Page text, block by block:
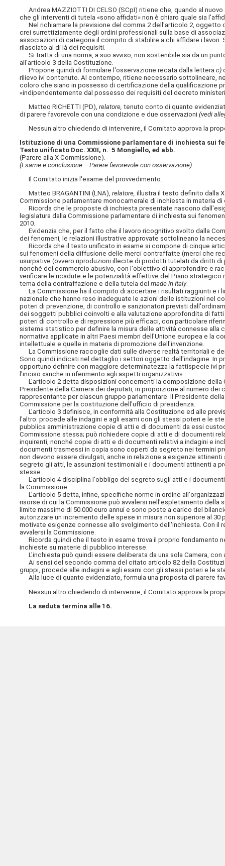
Andrea MAZZIOTTI DI CELSO (SCpI) ritiene che, quando al
che gli interventi di tutela «sono affidati» non è chiaro quale sia
Nel richiamare la previsione del comma 2 dell'articolo 2, oggetto
crei surrettiziamente degli ordini professionali sulla base di
associazioni di categoria il compito di stabilire a chi affidare i
rilasciato al di là dei requisiti.
Si tratta di una norma, a suo avviso, non sostenibile sia da un
all'articolo 3 della Costituzione.
Propone quindi di formulare l'osservazione recata dalla letterac)
rilievo ivi contenuto. Al contempo, ritiene necessario sottolineare,
coloro che siano in possesso di certificazione della qualificazione
«indipendentemente dal possesso dei requisiti del decreto
Matteo RICHETTI (PD),relatore,tenuto conto di quanto
di parere favorevole con una condizione e due osservazioni(vedi
Nessun altro chiedendo di intervenire, il Comitato approva la
Istituzione di una Commissione parlamentare di inchiesta sui
Testo unificato Doc. XXII, n. 5 Mongiello, ed abb.
(Parere alla X Commissione).
(Esame e conclusione – Parere favorevole con osservazione).
Il Comitato inizia l'esame del provvedimento.
Matteo BRAGANTINI (LNA),relatore,illustra il testo definito dalla
Commissione parlamentare monocamerale di inchiesta in materia
Ricorda che le proposte di inchiesta presentate nascono
legislatura dalla Commissione parlamentare di inchiesta sui
2010.
Evidenzia che, per il fatto che il lavoro ricognitivo svolto dalla
dei fenomeni, le relazioni illustrative approvate sottolineano la
Ricorda che il testo unificato in esame si compone di cinque
sui fenomeni della diffusione delle merci contraffatte (merci che
usurpative (ovvero riproduzioni illecite di prodotti tutelati da diritti
nonché del commercio abusivo, con l'obiettivo di approfondire e
verificare le ricadute e le potenzialità effettive del Piano
tema della contraffazione e della tutela delmade in Italy.
La Commissione ha il compito di:accertare i risultati raggiunti e i
nazionale che hanno reso inadeguate le azioni delle istituzioni nel
poteri di prevenzione, di controllo e sanzionatori previsti
dei soggetti pubblici coinvolti e alla valutazione approfondita di
poteri di controllo e di repressione più efficaci, con particolare
sistema statistico per definire la misura delle attività connesse alla
normativa applicate in altri Paesi membri dell'Unione europea e la
intellettuale e quelle in materia di promozione dell'invenzione.
La Commissione raccoglie dati sulle diverse realtà territoriali e
Sono quindi indicati nel dettaglio i settori oggetto dell'indagine. In
opportuno definire con maggiore determinatezza la fattispecie ivi
l'inciso «anche in riferimento agli aspetti organizzativi».
L'articolo 2 detta disposizioni concernenti la composizione della
Presidente della Camera dei deputati, in proporzione al numero
rappresentante per ciascun gruppo parlamentare. Il Presidente
Commissione per la costituzione dell'ufficio di presidenza.
L'articolo 3 definisce, in conformità alla Costituzione ed alle
l'altro: procede alle indagini e agli esami con gli stessi poteri e le
pubblica amministrazione copie di atti e di documenti da essi
Commissione stessa; può richiedere copie di atti e di documenti
inquirenti, nonché copie di atti e di documenti relativi a indagini e
documenti trasmessi in copia sono coperti da segreto nei termini
non devono essere divulgati, anche in relazione a esigenze
segreto gli atti, le assunzioni testimoniali e i documenti attinenti a
stesse.
L'articolo 4 disciplina l'obbligo del segreto sugli atti e i
la Commissione.
L'articolo 5 detta, infine, specifiche norme in ordine
risorsedi cui la Commissione può avvalersi nell'espletamento
limite massimo di 50.000 euro annui e sono poste a carico del
autorizzare un incremento delle spese in misura non superiore al
motivate esigenze connesse allo svolgimento dell'inchiesta. Con il
avvalersi la Commissione.
Ricorda quindi che il testo in esame trova il proprio fondamento
inchieste su materie di pubblico interesse.
L'inchiesta può quindi essere deliberata da una sola Camera, con
Ai sensi del secondo comma del citato articolo 82 della
gruppi, procede alle indagini e agli esami con gli stessi poteri e le
Alla luce di quanto evidenziato, formula una proposta di parere
Nessun altro chiedendo di intervenire, il Comitato approva la
La seduta termina alle 16.